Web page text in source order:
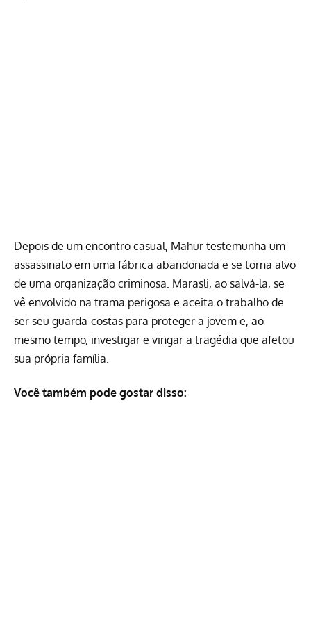
Depois de um encontro casual, Mahur testemunha um
assassinato em uma fábrica abandonada e se torna alvo
de uma organização criminosa. Marasli, ao salvá-la, se
vê envolvido na trama perigosa e aceita o trabalho de
ser seu guarda-costas para proteger a jovem e, ao
mesmo tempo, investigar e vingar a tragédia que afetou
sua própria família.
Você também pode gostar disso: